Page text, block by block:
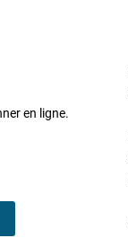
en ligne.